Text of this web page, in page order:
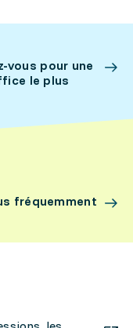
vous pour une
le plus
fréquemment